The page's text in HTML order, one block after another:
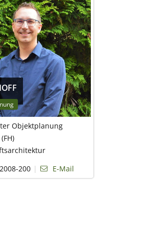
Objektplanung
200
E-Mail